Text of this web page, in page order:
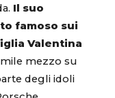
Il suo
famoso sui
Valentina
mezzo su
degli idoli